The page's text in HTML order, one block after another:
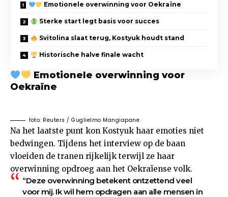
Emotionele overwinning voor Oekraïne
Sterke start legt basis voor succes
Svitolina slaat terug, Kostyuk houdt stand
Historische halve finale wacht
Emotionele overwinning voor
Oekraïne
foto: Reuters / Guglielmo Mangiapane
Na het laatste punt kon Kostyuk haar emoties niet
bedwingen. Tijdens het interview op de baan
vloeiden de tranen rijkelijk terwijl ze haar
overwinning opdroeg aan het Oekraïense volk.
“Deze overwinning betekent ontzettend veel
voor mij. Ik wil hem opdragen aan alle mensen in